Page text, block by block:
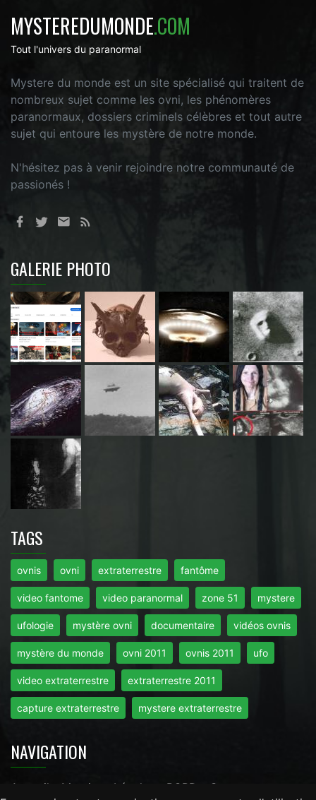
MYSTEREDUMONDE.COM
Tout l'univers du paranormal
Mystere du monde est un site spécialisé qui traitent de
nombreux sujet comme les ovni, les phénomères
paranormaux, dossiers criminels célèbres et tout autre
sujet qui entoure les mystère de notre monde.
N'hésitez pas à venir rejoindre notre communauté de
passionés !
GALERIE PHOTO
TAGS
ovnis ovni extraterrestre fantôme
video fantome video paranormal zone 51 mystere
ufologie mystère ovni documentaire vidéos ovnis
mystère du monde ovni 2011 ovnis 2011 ufo
video extraterrestre extraterrestre 2011
capture extraterrestre mystere extraterrestre
NAVIGATION
Accueil Mentions Légales RGPD Contact